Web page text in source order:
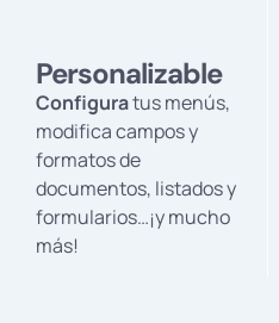
Personalizable
Configuratus menús,
modifica campos y
formatos de
documentos, listados y
formularios…¡y mucho
más!